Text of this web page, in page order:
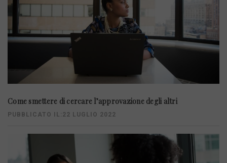
Come smettere di cercare l’approvazione degli altri
PUBBLICATO IL:22 LUGLIO 2022